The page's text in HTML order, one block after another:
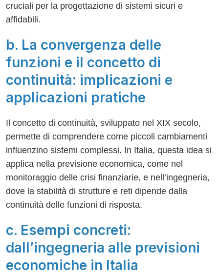
cruciali per la progettazione di sistemi sicuri e
affidabili.
b. La convergenza delle
funzioni e il concetto di
continuità: implicazioni e
applicazioni pratiche
Il concetto di continuità, sviluppato nel XIX secolo,
permette di comprendere come piccoli cambiamenti
influenzino sistemi complessi. In Italia, questa idea si
applica nella previsione economica, come nel
monitoraggio delle crisi finanziarie, e nell’ingegneria,
dove la stabilità di strutture e reti dipende dalla
continuità delle funzioni di risposta.
c. Esempi concreti:
dall’ingegneria alle previsioni
economiche in Italia